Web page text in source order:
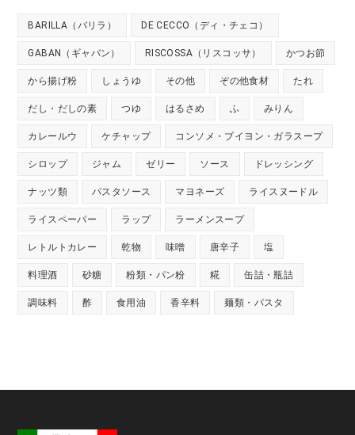
BARILLA（バリラ） DE CECCO（ディ・チェコ）
GABAN（ギャバン） RISCOSSA（リスコッサ） かつお節
から揚げ粉 しょうゆ その他 ぞの他食材 たれ
だし・だしの素 つゆ はるさめ ふ みりん
カレールウ ケチャップ コンソメ・ブイヨン・ガラスープ
シロップ ジャム ゼリー ソース ドレッシング
ナッツ類 パスタソース マヨネーズ ライスヌードル
ライスペーパー ラップ ラーメンスープ
レトルトカレー 乾物 味噌 唐辛子 塩
料理酒 砂糖 粉類・パン粉 糀 缶詰・瓶詰
調味料 酢 食用油 香辛料 麺類・パスタ